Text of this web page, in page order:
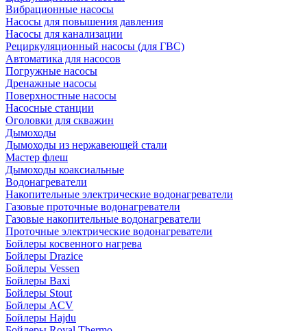
Вибрационные насосы
Насосы для повышения давления
Насосы для канализации
Рециркуляционный насосы (для ГВС)
Автоматика для насосов
Погружные насосы
Дренажные насосы
Поверхностные насосы
Насосные станции
Оголовки для скважин
Дымоходы
Дымоходы из нержавеющей стали
Мастер флеш
Дымоходы коаксиальные
Водонагреватели
Накопительные электрические водонагреватели
Газовые проточные водонагреватели
Газовые накопительные водонагреватели
Проточные электрические водонагреватели
Бойлеры косвенного нагрева
Бойлеры Drazice
Бойлеры Vessen
Бойлеры Baxi
Бойлеры Stout
Бойлеры ACV
Бойлеры Hajdu